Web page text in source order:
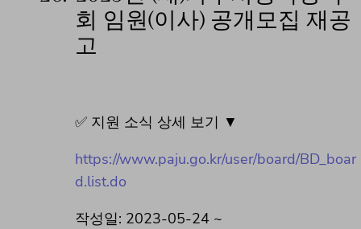
회 임원(이사) 공개모집 재공
고
✅ 지원 소식 상세 보기 ▼
https://www.paju.go.kr/user/board/BD_boar
d.list.do
작성일: 2023-05-24 ~